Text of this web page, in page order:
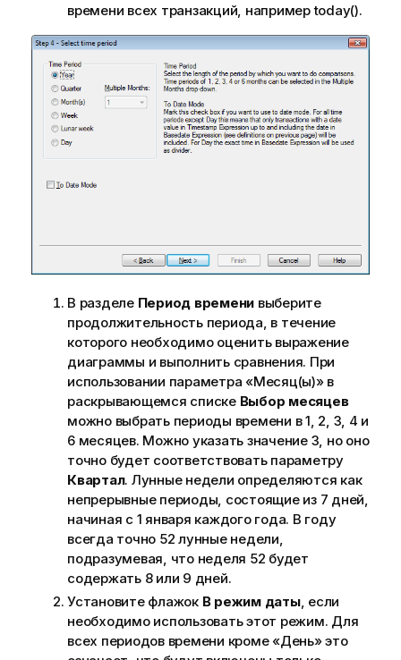
р
м
а
и
и
времени всех транзакций, например today().
В разделе Период времени выберите
продолжительность периода, в течение
которого необходимо оценить выражение
диаграммы и выполнить сравнения. При
использовании параметра «Месяц(ы)» в
раскрывающемся списке Выбор месяцев
можно выбрать периоды времени в 1, 2, 3, 4 и
6 месяцев. Можно указать значение 3, но оно
точно будет соответствовать параметру
Квартал. Лунные недели определяются как
непрерывные периоды, состоящие из 7 дней,
начиная с 1 января каждого года. В году
всегда точно 52 лунные недели,
подразумевая, что неделя 52 будет
содержать 8 или 9 дней.
Установите флажок В режим даты, если
необходимо использовать этот режим. Для
всех периодов времени кроме «День» это